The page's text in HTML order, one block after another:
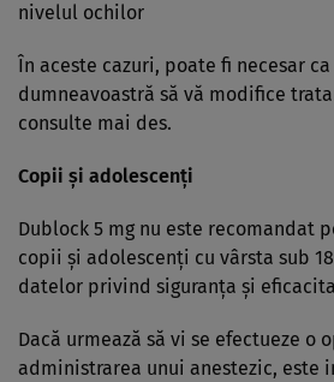
nivelul ochilor
În aceste cazuri, poate fi necesar
dumneavoastră să vă modifice
consulte mai des.
Copii şi adolescenţi
Dublock 5 mg nu este recomandat
copii şi adolescenţi cu vârsta sub
datelor privind siguranţa şi
Dacă urmează să vi se efectueze o
administrarea unui anestezic, este